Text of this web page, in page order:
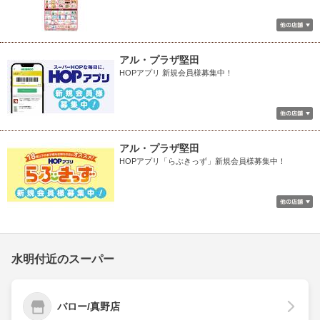
アル・プラザ堅田
HOPアプリ 新規会員様募集中！
アル・プラザ堅田
HOPアプリ「らぶきっず」新規会員様募集中！
水明付近のスーパー
バロー/真野店